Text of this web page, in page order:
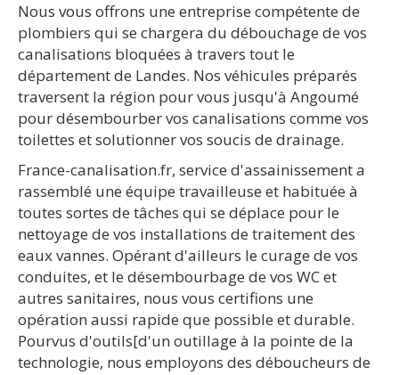
Nous vous offrons une entreprise compétente de
plombiers qui se chargera du débouchage de vos
canalisations bloquées à travers tout le
département de Landes. Nos véhicules préparés
traversent la région pour vous jusqu'à Angoumé
pour désembourber vos canalisations comme vos
toilettes et solutionner vos soucis de drainage.
France-canalisation.fr, service d'assainissement a
rassemblé une équipe travailleuse et habituée à
toutes sortes de tâches qui se déplace pour le
nettoyage de vos installations de traitement des
eaux vannes. Opérant d'ailleurs le curage de vos
conduites, et le désembourbage de vos WC et
autres sanitaires, nous vous certifions une
opération aussi rapide que possible et durable.
Pourvus d'outils[d'un outillage à la pointe de la
technologie, nous employons des déboucheurs de